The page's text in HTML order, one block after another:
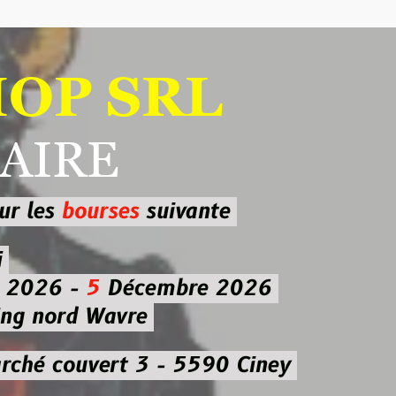
SRL
suivante
5Décembre 2026
Wavre
3 - 5590 Ciney